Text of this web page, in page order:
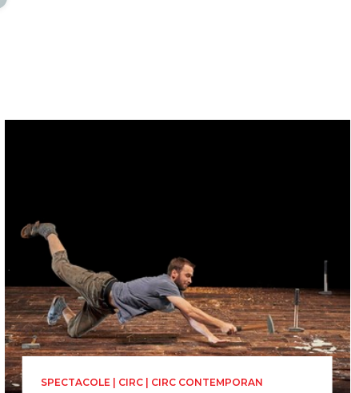
SPECTACOLE | CIRC | CIRC CONTEMPORAN